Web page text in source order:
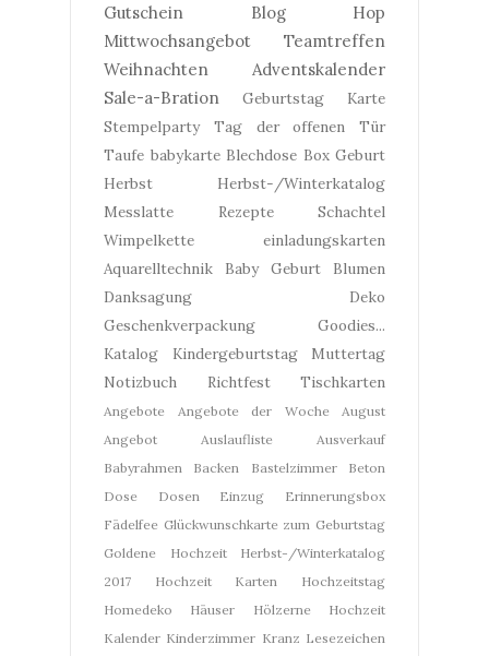
Gutschein
Blog Hop
Mittwochsangebot
Teamtreffen
Weihnachten
Adventskalender
Sale-a-Bration
Geburtstag
Karte
Stempelparty
Tag der offenen Tür
Taufe babykarte Blechdose Box Geburt
Herbst
Herbst-/Winterkatalog
Messlatte
Rezepte
Schachtel
Wimpelkette
einladungskarten
Aquarelltechnik
Baby Geburt
Blumen
Danksagung
Deko
Geschenkverpackung
Goodies...
Katalog
Kindergeburtstag
Muttertag
Notizbuch
Richtfest Tischkarten
Angebote Angebote der Woche
August
Angebot
Auslaufliste
Ausverkauf
Babyrahmen
Backen Bastelzimmer
Beton
Dose
Dosen Einzug
Erinnerungsbox
Fädelfee Glückwunschkarte zum Geburtstag
Goldene Hochzeit
Herbst-/Winterkatalog
2017
Hochzeit Karten
Hochzeitstag
Homedeko
Häuser
Hölzerne Hochzeit
Kalender Kinderzimmer Kranz Lesezeichen